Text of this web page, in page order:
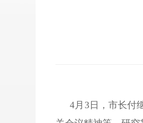
4月3日，市长付